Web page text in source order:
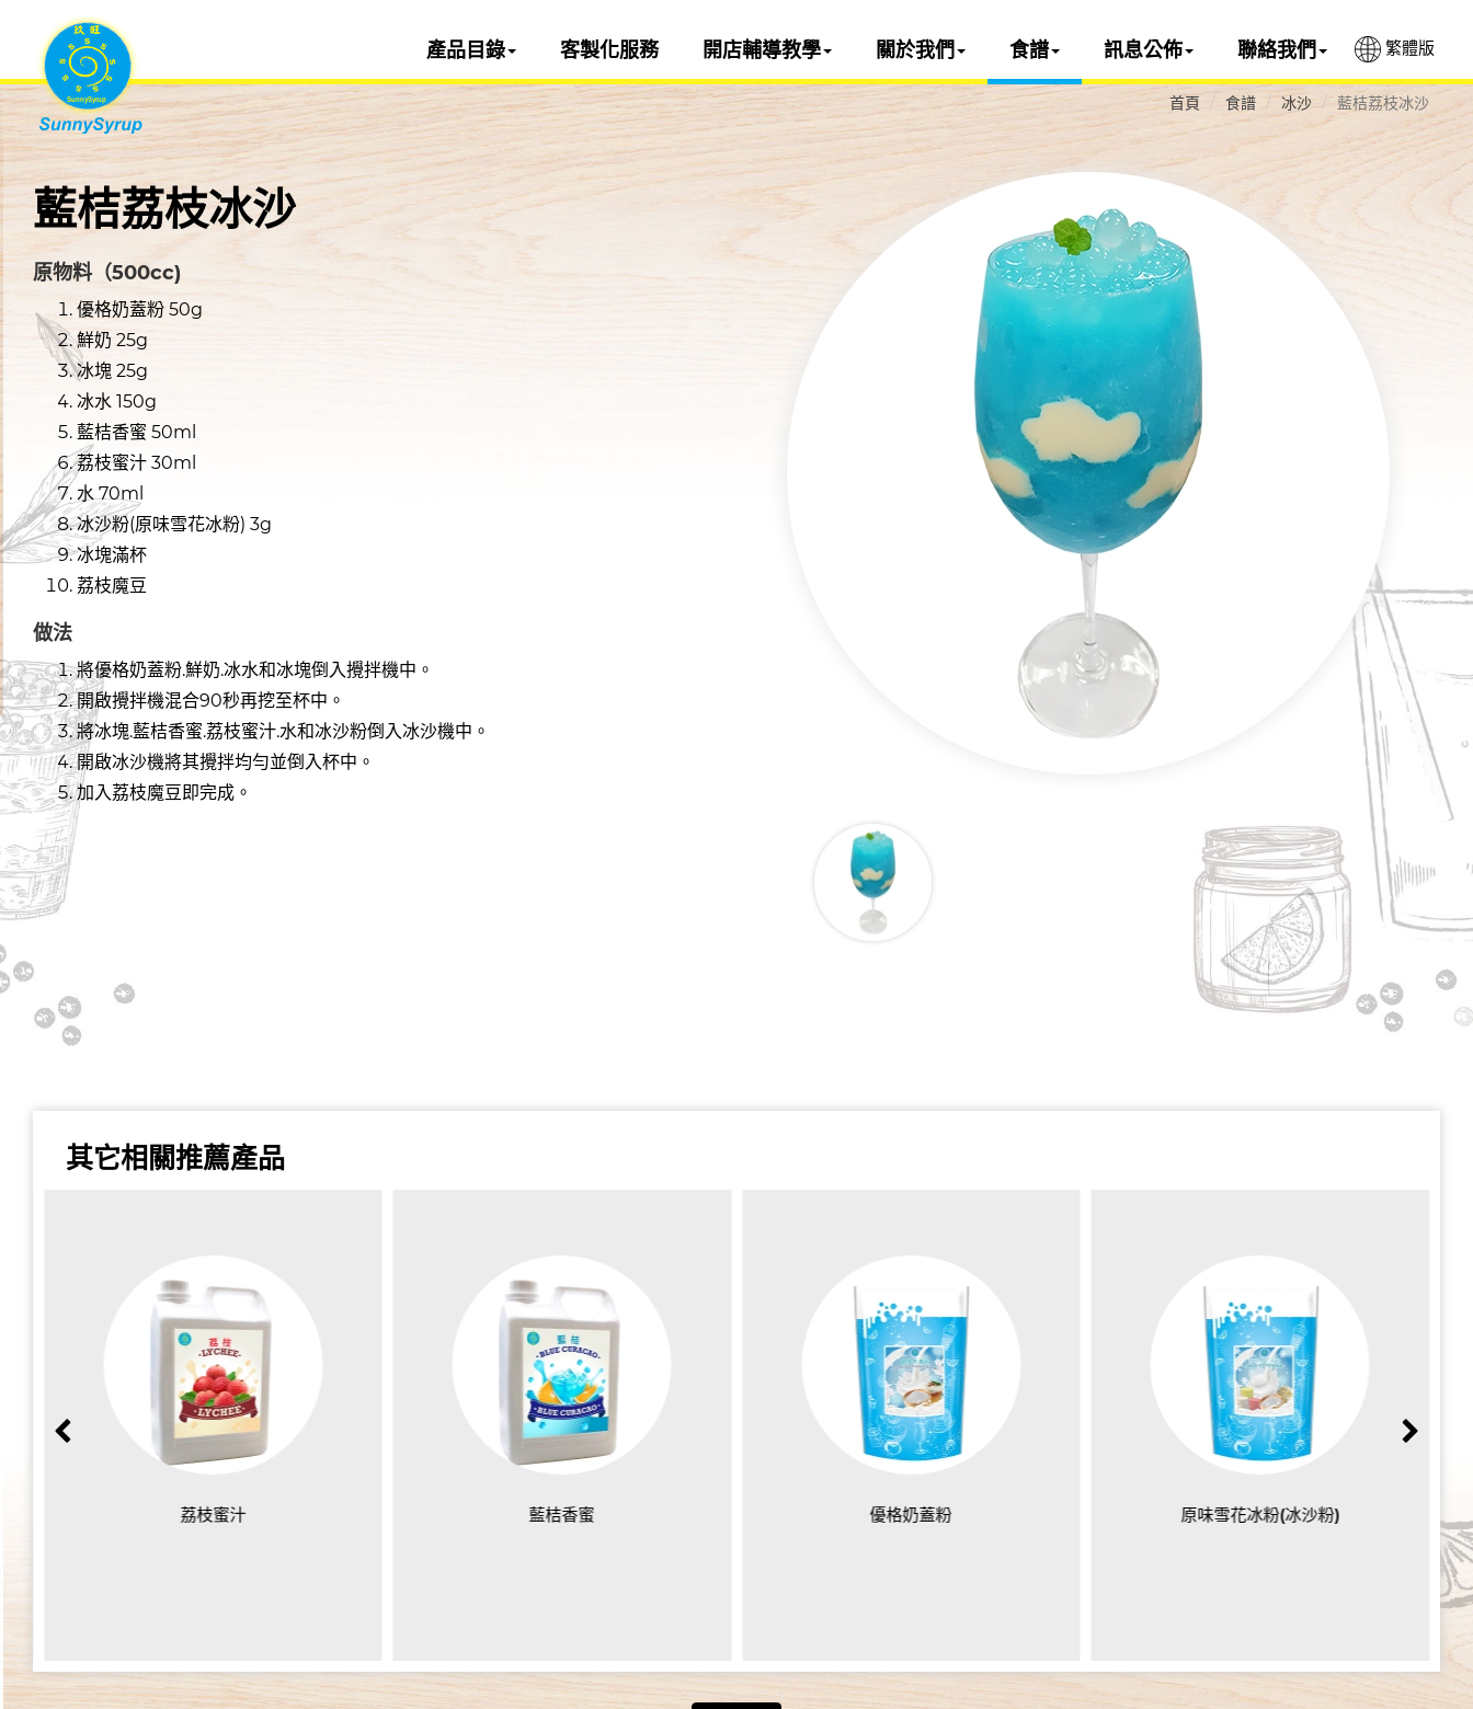
繁體版
產品目錄 客製化服務 開店輔導教學 關於我們 食譜 訊息公佈 聯絡我們
首頁 食譜 冰沙 藍桔荔枝冰沙
藍桔荔枝冰沙
原物料（500cc)
優格奶蓋粉 50g
鮮奶 25g
冰塊 25g
冰水 150g
藍桔香蜜 50ml
荔枝蜜汁 30ml
水 70ml
冰沙粉(原味雪花冰粉) 3g
冰塊滿杯
荔枝魔豆
做法
將優格奶蓋粉.鮮奶.冰水和冰塊倒入攪拌機中。
開啟攪拌機混合90秒再挖至杯中。
將冰塊.藍桔香蜜.荔枝蜜汁.水和冰沙粉倒入冰沙機中。
開啟冰沙機將其攪拌均勻並倒入杯中。
加入荔枝魔豆即完成。
其它相關推薦產品
荔枝蜜汁 藍桔香蜜 優格奶蓋粉 原味雪花冰粉(冰沙粉)